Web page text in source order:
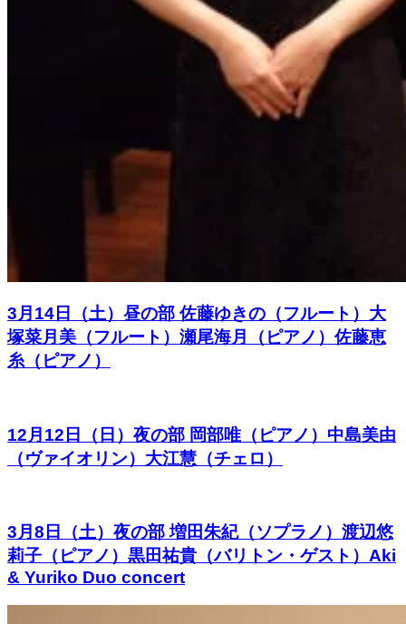
3月14日（土）昼の部 佐藤ゆきの（フルート）大
塚菜月美（フルート）瀬尾海月（ピアノ）佐藤恵
糸（ピアノ）
12月12日（日）夜の部 岡部唯（ピアノ）中島美由
（ヴァイオリン）大江慧（チェロ）
3月8日（土）夜の部 増田朱紀（ソプラノ）渡辺悠
莉子（ピアノ）黒田祐貴（バリトン・ゲスト）Aki
& Yuriko Duo concert